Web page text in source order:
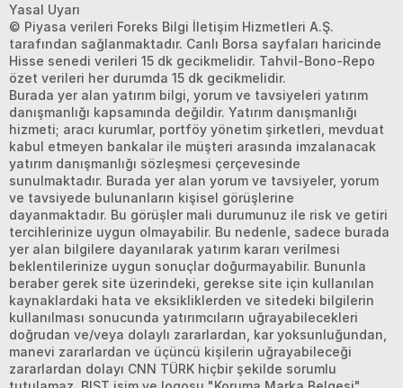
Yasal Uyarı
© Piyasa verileri Foreks Bilgi İletişim Hizmetleri A.Ş.
tarafından sağlanmaktadır. Canlı Borsa sayfaları haricinde
Hisse senedi verileri 15 dk gecikmelidir. Tahvil-Bono-Repo
özet verileri her durumda 15 dk gecikmelidir.
Burada yer alan yatırım bilgi, yorum ve tavsiyeleri yatırım
danışmanlığı kapsamında değildir. Yatırım danışmanlığı
hizmeti; aracı kurumlar, portföy yönetim şirketleri, mevduat
kabul etmeyen bankalar ile müşteri arasında imzalanacak
yatırım danışmanlığı sözleşmesi çerçevesinde
sunulmaktadır. Burada yer alan yorum ve tavsiyeler, yorum
ve tavsiyede bulunanların kişisel görüşlerine
dayanmaktadır. Bu görüşler mali durumunuz ile risk ve getiri
tercihlerinize uygun olmayabilir. Bu nedenle, sadece burada
yer alan bilgilere dayanılarak yatırım kararı verilmesi
beklentilerinize uygun sonuçlar doğurmayabilir. Bununla
beraber gerek site üzerindeki, gerekse site için kullanılan
kaynaklardaki hata ve eksikliklerden ve sitedeki bilgilerin
kullanılması sonucunda yatırımcıların uğrayabilecekleri
doğrudan ve/veya dolaylı zararlardan, kar yoksunluğundan,
manevi zararlardan ve üçüncü kişilerin uğrayabileceği
zararlardan dolayı CNN TÜRK hiçbir şekilde sorumlu